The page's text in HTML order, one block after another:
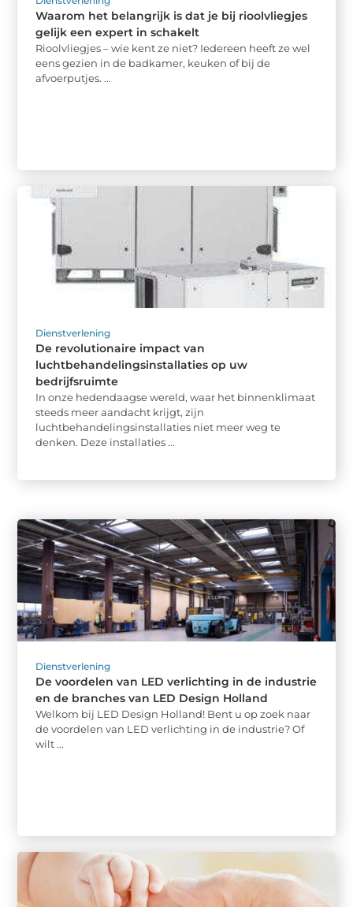
Waarom het belangrijk is dat je bij rioolvliegjes
gelijk een expert in schakelt
Rioolvliegjes – wie kent ze niet? Iedereen heeft ze wel
eens gezien in de badkamer, keuken of bij de
afvoerputjes. ...
Dienstverlening
De revolutionaire impact van
luchtbehandelingsinstallaties op uw
bedrijfsruimte
In onze hedendaagse wereld, waar het binnenklimaat
steeds meer aandacht krijgt, zijn
luchtbehandelingsinstallaties niet meer weg te
denken. Deze installaties ...
Dienstverlening
De voordelen van LED verlichting in de industrie
en de branches van LED Design Holland
Welkom bij LED Design Holland! Bent u op zoek naar
de voordelen van LED verlichting in de industrie? Of
wilt ...